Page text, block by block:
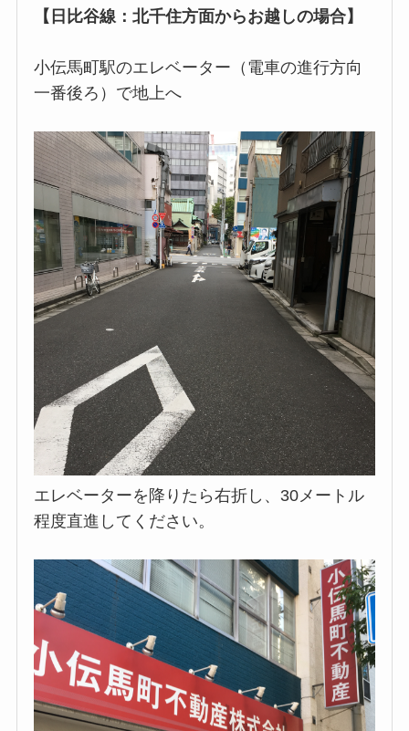
【日比谷線：北千住方面からお越しの場合】
小伝馬町駅のエレベーター（電車の進行方向
一番後ろ）で地上へ
エレベーターを降りたら右折し、30メートル
程度直進してください。